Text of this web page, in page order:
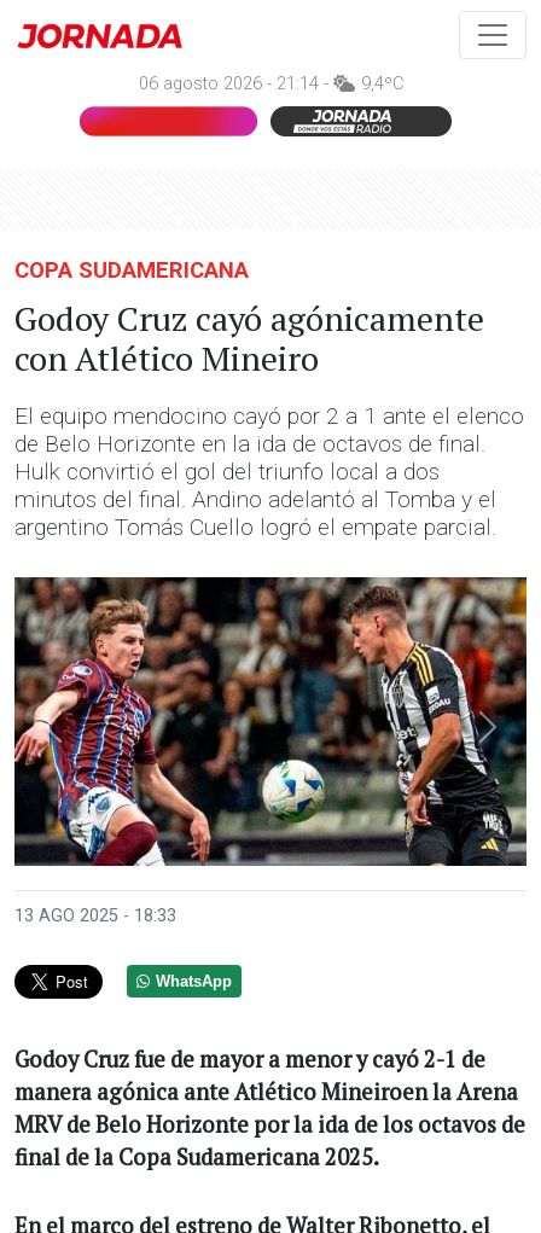
06 agosto 2026 - 21:14 - 9,4ºC
COPA SUDAMERICANA
Godoy Cruz cayó agónicamente
con Atlético Mineiro
El equipo mendocino cayó por 2 a 1 ante el elenco
de Belo Horizonte en la ida de octavos de final.
Hulk convirtió el gol del triunfo local a dos
minutos del final. Andino adelantó al Tomba y el
argentino Tomás Cuello logró el empate parcial.
Anterior
13 AGO 2025 - 18:33
WhatsApp
Godoy Cruz fue de mayor a menor y cayó 2-1 de
manera agónica ante Atlético Mineiroen la Arena
MRV de Belo Horizonte por la ida de los octavos de
final de la Copa Sudamericana 2025.
En el marco del estreno de Walter Ribonetto, el